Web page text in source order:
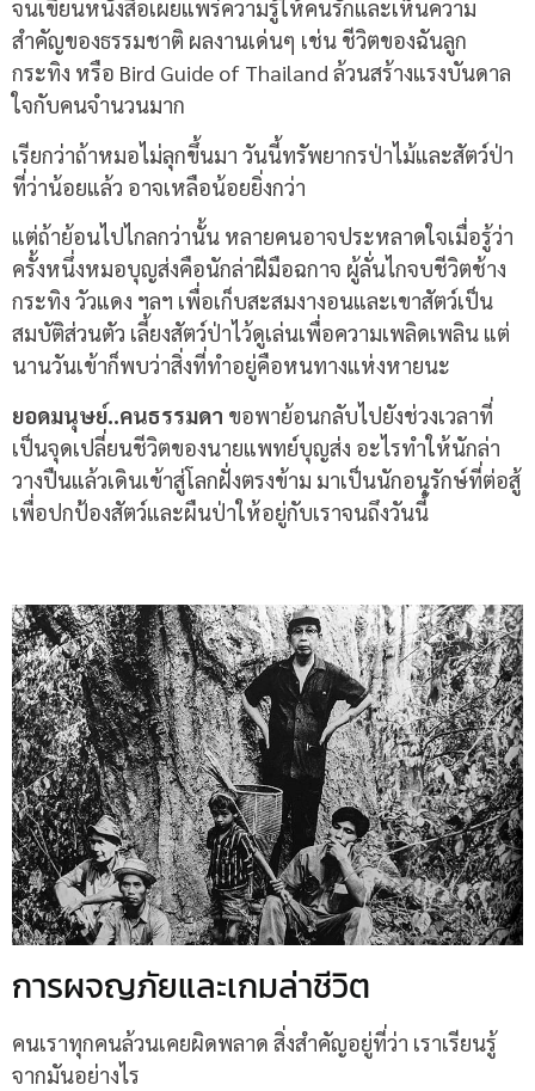
จนเขียนหนังสือเผยแพร่ความรู้ให้คนรักและเห็นความ
สำคัญของธรรมชาติ ผลงานเด่นๆ เช่น ชีวิตของฉันลูก
กระทิง หรือ Bird Guide of Thailand ล้วนสร้างแรงบันดาล
ใจกับคนจำนวนมาก
เรียกว่าถ้าหมอไม่ลุกขึ้นมา วันนี้ทรัพยากรป่าไม้และสัตว์ป่า
ที่ว่าน้อยแล้ว อาจเหลือน้อยยิ่งกว่า
แต่ถ้าย้อนไปไกลกว่านั้น หลายคนอาจประหลาดใจเมื่อรู้ว่า
ครั้งหนึ่งหมอบุญส่งคือนักล่าฝีมือฉกาจ ผู้ลั่นไกจบชีวิตช้าง
กระทิง วัวแดง ฯลฯ เพื่อเก็บสะสมงางอนและเขาสัตว์เป็น
สมบัติส่วนตัว เลี้ยงสัตว์ป่าไว้ดูเล่นเพื่อความเพลิดเพลิน แต่
นานวันเข้าก็พบว่าสิ่งที่ทำอยู่คือหนทางแห่งหายนะ
ยอดมนุษย์..คนธรรมดา ขอพาย้อนกลับไปยังช่วงเวลาที่
เป็นจุดเปลี่ยนชีวิตของนายแพทย์บุญส่ง อะไรทำให้นักล่า
วางปืนแล้วเดินเข้าสู่โลกฝั่งตรงข้าม มาเป็นนักอนุรักษ์ที่ต่อสู้
เพื่อปกป้องสัตว์และผืนป่าให้อยู่กับเราจนถึงวันนี้
การผจญภัยและเกมล่าชีวิต
คนเราทุกคนล้วนเคยผิดพลาด สิ่งสำคัญอยู่ที่ว่า เราเรียนรู้
จากมันอย่างไร